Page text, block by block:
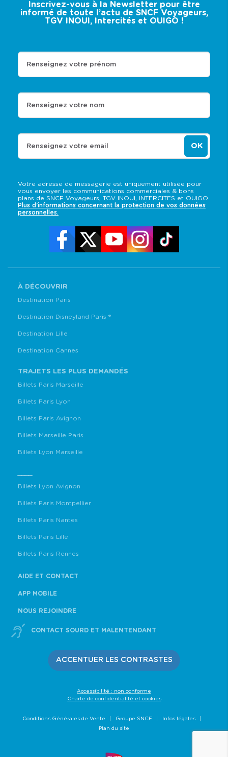
Inscrivez-vous à la Newsletter pour être
informé de toute l’actu de SNCF Voyageurs,
TGV INOUI, Intercités et OUIGO !
Votre adresse de messagerie est uniquement utilisée pour
vous envoyer les communications commerciales & bons
plans de SNCF Voyageurs, TGV INOUI, INTERCITES et OUIGO.
Plus d'informations concernant la protection de vos données
personnelles.
Renseignez votre prénom
Renseignez votre nom
Renseignez votre email OK
À DÉCOUVRIR
Destination Paris
Destination Disneyland Paris ®
Destination Lille
Destination Cannes
TRAJETS LES PLUS DEMANDÉS
Billets Paris Marseille
Billets Paris Lyon
Billets Paris Avignon
Billets Marseille Paris
Billets Lyon Marseille
Billets Lyon Avignon
Billets Paris Montpellier
Billets Paris Nantes
Billets Paris Lille
Billets Paris Rennes
AIDE ET CONTACT
APP MOBILE
NOUS REJOINDRE
CONTACT SOURD ET MALENTENDANT
ACCENTUER LES CONTRASTES
Accessibilité : non conforme
Charte de confidentialité et cookies
Conditions Générales de Vente Groupe SNCF
Infos légales
Plan du site